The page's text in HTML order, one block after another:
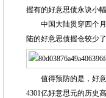
握有的好意思债永诀小
中国大陆贯穿四个月
陆的好意思债握仓较少了
值得预防的是，好意
4301亿好意思元的历史